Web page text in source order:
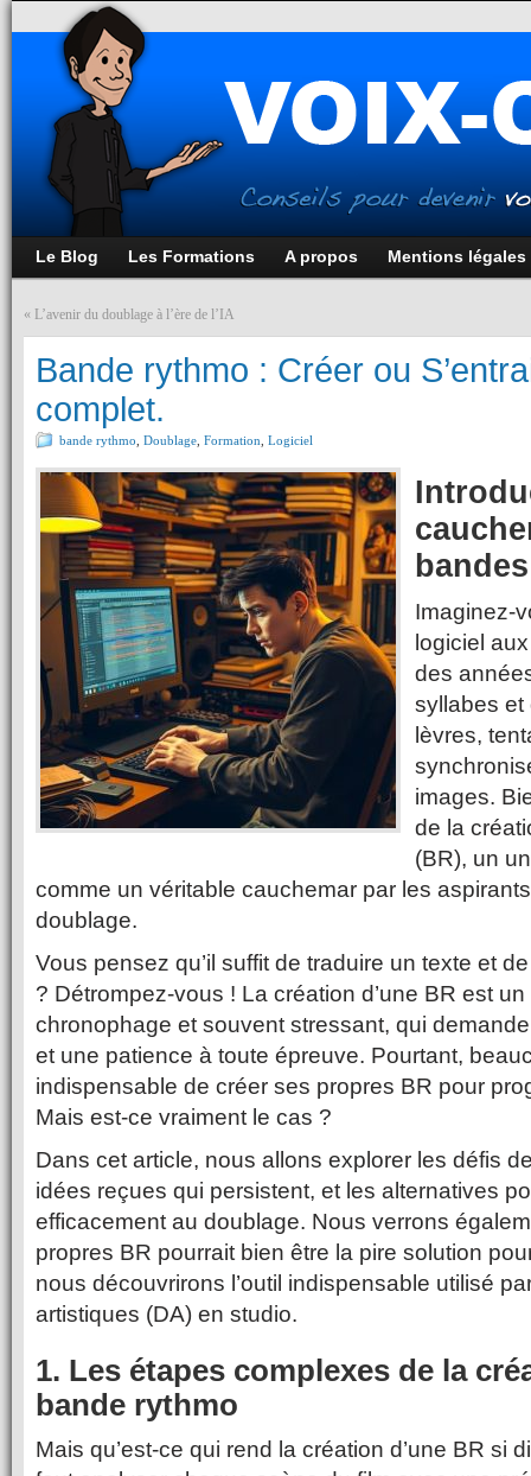
Le Blog Les Formations A propos Mentions légales
« L’avenir du doublage à l’ère de l’IA
Bande rythmo : Créer ou
complet.
bande rythmo Doublage Formation Logiciel
Imaginez-
logiciel
des
syllabes et
lèvres,
images.
de la
(BR), un
comme un véritable cauchemar par les
doublage.
Vous pensez qu’il suffit de traduire un texte et
? Détrompez-vous ! La création d’une BR est
chronophage et souvent stressant, qui
et une patience à toute épreuve. Pourtant,
indispensable de créer ses propres BR pour
Mais est-ce vraiment le cas ?
Dans cet article, nous allons explorer les défis
idées reçues qui persistent, et les alternatives
efficacement au doublage. Nous verrons
propres BR pourrait bien être la pire solution
nous découvrirons l’outil indispensable utilisé
artistiques (DA) en studio.
1. Les étapes complexes de la
bande rythmo
Mais qu’est-ce qui rend la création d’une BR si